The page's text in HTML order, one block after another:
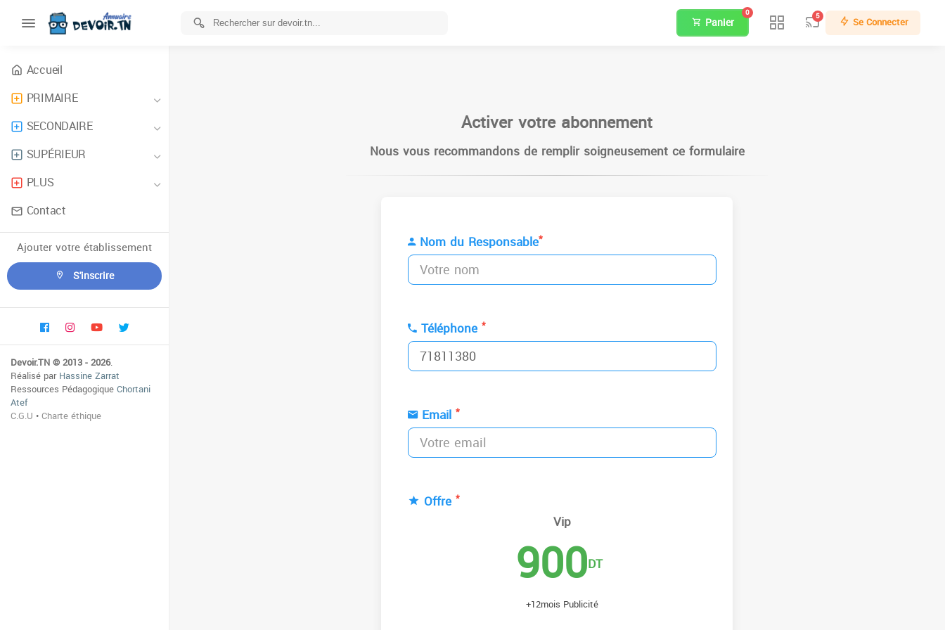
Accueil
PRIMAIRE
SECONDAIRE
SUPÉRIEUR
PLUS
Contact
Ajouter votre établissement
S'inscrire
Devoir.TN © 2013 - 2026.
Réalisé parHassine Zarrat
Ressources PédagogiqueChortani
Atef
C.G.U •Charte éthique
Panier
0 5 Se Connecter
Activer votre abonnement
Nous vous recommandons de remplir soigneusement ce formulaire
Nom du Responsable*
Téléphone *
Email *
Offre *
Vip
900DT
+12mois Publicité